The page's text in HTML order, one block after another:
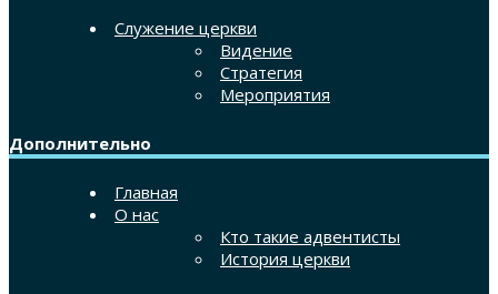
Служение церкви
Видение
Стратегия
Мероприятия
Дополнительно
Главная
О нас
Кто такие адвентисты
История церкви